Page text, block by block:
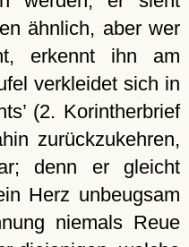
ähnlich, aber wer
erkennt ihn am
verkleidet sich in
(2. Korintherbrief
zurückzukehren,
denn er gleicht
Herz unbeugsam
niemals Reue